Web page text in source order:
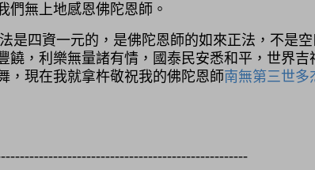
們無上地感恩佛陀恩師。
四資一元的，是佛陀恩師的如來正法，不是
，利樂無量諸有情，國泰民安悉和平，世界
，現在我就拿杵敬祝我的佛陀恩師南無第三世多